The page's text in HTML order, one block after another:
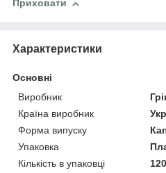
Приховати
Характеристики
Основні
Виробник
Країна виробник
Форма випуску
Упаковка
Кількість в упаковці